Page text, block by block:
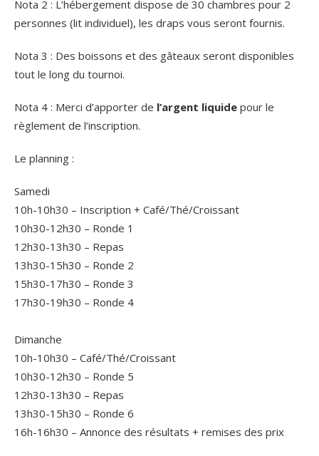
Nota 2 : L’hébergement dispose de 30 chambres pour 2
personnes (lit individuel), les draps vous seront fournis.
Nota 3 : Des boissons et des gâteaux seront disponibles
tout le long du tournoi.
Nota 4 : Merci d’apporter de l’argent liquide pour le
règlement de l’inscription.
Le planning :
Samedi
10h-10h30 – Inscription + Café/Thé/Croissant
10h30-12h30 – Ronde 1
12h30-13h30 – Repas
13h30-15h30 – Ronde 2
15h30-17h30 – Ronde 3
17h30-19h30 – Ronde 4
Dimanche
10h-10h30 – Café/Thé/Croissant
10h30-12h30 – Ronde 5
12h30-13h30 – Repas
13h30-15h30 – Ronde 6
16h-16h30 – Annonce des résultats + remises des prix